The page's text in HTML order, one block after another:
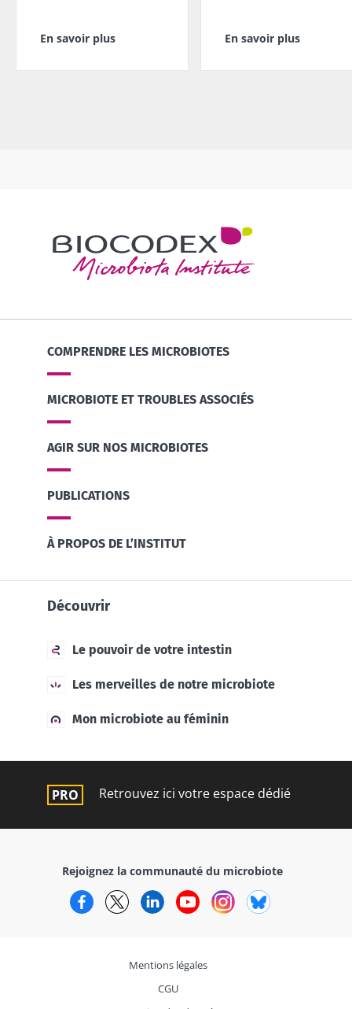
En savoir plus En savoir plus
COMPRENDRE LES MICROBIOTES
MICROBIOTE ET TROUBLES ASSOCIÉS
AGIR SUR NOS MICROBIOTES
PUBLICATIONS
À PROPOS DE L’INSTITUT
Découvrir
Le pouvoir de votre intestin
Les merveilles de notre microbiote
Mon microbiote au féminin
Retrouvez ici votre espace dédié
Rejoignez la communauté du microbiote
FacebookTwitterLinkedInYouTubeInstagram
Mentions légales
CGU